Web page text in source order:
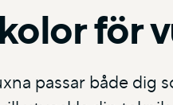
för
passar både dig